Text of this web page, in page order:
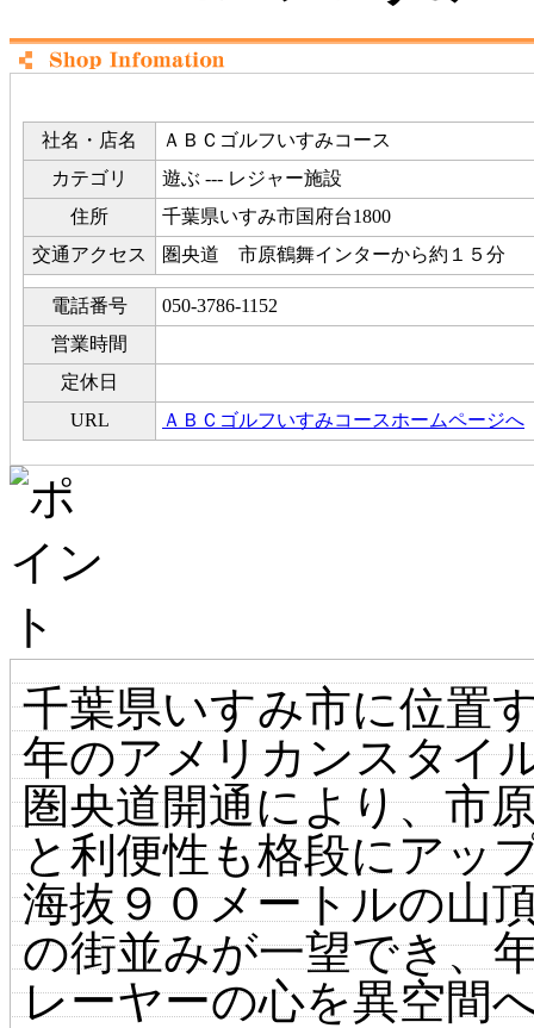
社名・店名
ＡＢＣゴルフいすみコース
カテゴリ
遊ぶ --- レジャー施設
住所
千葉県いすみ市国府台1800
交通アクセス
圏央道 市原鶴舞インターから約１５分
電話番号
050-3786-1152
営業時間
定休日
URL
ＡＢＣゴルフいすみコースホームページへ
千葉県いすみ市に位置
年のアメリカンスタイ
圏央道開通により、市
と利便性も格段にアッ
海抜９０メートルの山
の街並みが一望でき、
レーヤーの心を異空間